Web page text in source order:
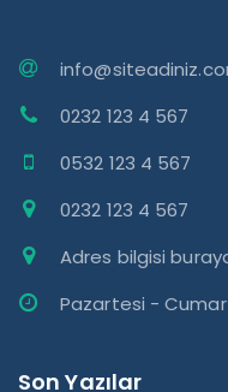
0232 123 4 567
0532 123 4 567
0232 123 4 567
Adres bilgisi
Pazartesi -
Son Yazılar